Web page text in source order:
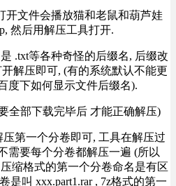
开文件会播放猫和老鼠和葫芦娃
然后用解压工具打开.
.txt等各种奇怪的后缀名, 后缀改
解压即可, (有的系统默认不能更
度下如何显示文件后缀名).
全部下载完毕后 才能正确解压)
第一个分卷即可, 工具在解压过
需要每个分卷都解压一遍 (所以
缩格式的第一个分卷命名是有区
是叫 xxx.part1.rar , 7z格式的第一